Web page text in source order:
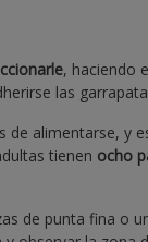
, haciendo
las
alimentarse, y
tienen ocho
de punta fina o